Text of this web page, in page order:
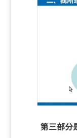
第三部分